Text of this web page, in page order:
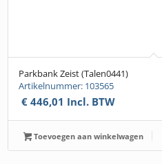
Parkbank Zeist (Talen0441)
Artikelnummer: 103565
€ 446,01 Incl. BTW
Toevoegen aan winkelwagen